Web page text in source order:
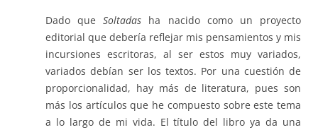
Dado queSoltadas ha nacido como un proyecto
editorial que debería reflejar mis pensamientos y mis
incursiones escritoras, al ser estos muy variados,
variados debían ser los textos. Por una cuestión de
proporcionalidad, hay más de literatura, pues son
más los artículos que he compuesto sobre este tema
a lo largo de mi vida. El título del libro ya da una